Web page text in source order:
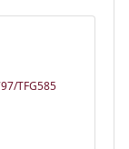
TFG585